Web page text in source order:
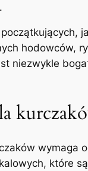
hodowców,
niezwykle
wymaga
które